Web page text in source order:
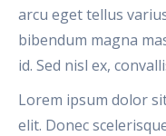
arcu eget tellus
bibendum magna
id. Sed nisl ex,
Lorem ipsum dolor
elit. Donec